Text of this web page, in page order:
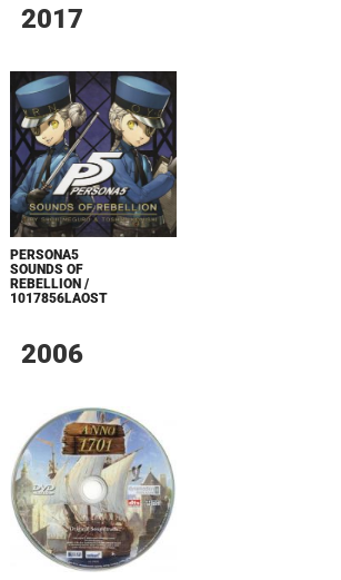
2017
PERSONA5
SOUNDS OF
REBELLION /
1017856LAOST
2006